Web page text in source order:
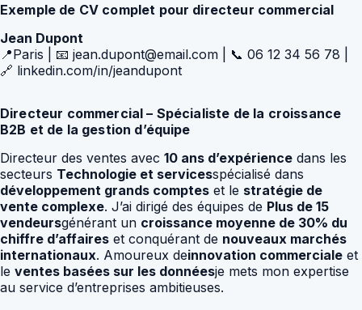
Exemple de CV complet pour directeur commercial
Jean Dupont
📍Paris | 📧 jean.dupont@email.com | 📞 06 12 34 56 78 |
🔗 linkedin.com/in/jeandupont
Directeur commercial – Spécialiste de la croissance
B2B et de la gestion d’équipe
Directeur des ventes avec 10 ans d’expérience dans les
secteurs Technologie et servicesspécialisé dans
développement grands comptes et le stratégie de
vente complexe. J’ai dirigé des équipes de Plus de 15
vendeursgénérant un croissance moyenne de 30% du
chiffre d’affaires et conquérant de nouveaux marchés
internationaux. Amoureux deinnovation commerciale et
le ventes basées sur les donnéesje mets mon expertise
au service d’entreprises ambitieuses.